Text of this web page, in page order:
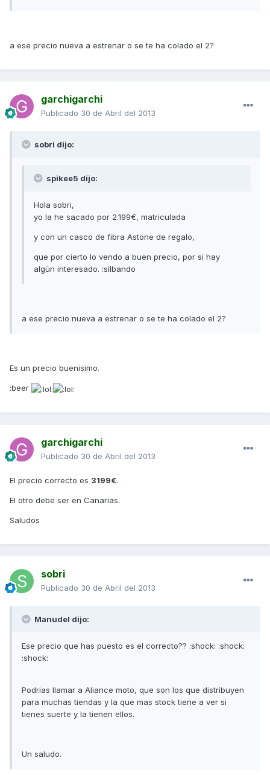
a ese precio nueva a estrenar o se te ha colado el 2?
garchigarchi
Publicado 30 de Abril del 2013
sobri dijo:
spikee5 dijo:
Hola sobri,
yo la he sacado por 2.199€, matriculada
y con un casco de fibra Astone de regalo,
que por cierto lo vendo a buen precio, por si hay
algún interesado. :silbando
a ese precio nueva a estrenar o se te ha colado el 2?
Es un precio buenisimo.
:beer
garchigarchi
Publicado 30 de Abril del 2013
El precio correcto es 3199€.
El otro debe ser en Canarias.
Saludos
sobri
Publicado 30 de Abril del 2013
Manudel dijo:
Ese precio que has puesto es el correcto?? :shock: :shock:
:shock:
Podrias llamar a Aliance moto, que son los que distribuyen
para muchas tiendas y la que mas stock tiene a ver si
tienes suerte y la tienen ellos.
Un saludo.